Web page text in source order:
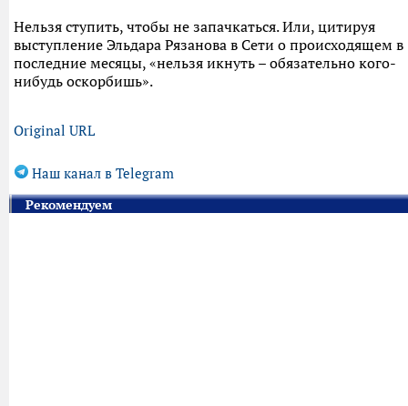
Нельзя ступить, чтобы не запачкаться. Или, цитируя
выступление Эльдара Рязанова в Сети о происходящем в
последние месяцы, «нельзя икнуть – обязательно кого-
нибудь оскорбишь».
Original URL
Наш канал в Telegram
Рекомендуем